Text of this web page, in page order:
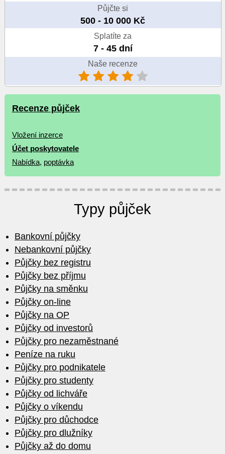
Půjčte si
500 - 10 000 Kč
Splatíte za
7 - 45 dní
Naše recenze
Recenze půjček
Vložení inzerce
Účet poskytovatele
Nabídka, poptávka
Typy půjček
Bankovní půjčky
Nebankovní půjčky
Půjčky bez registru
Půjčky bez příjmu
Půjčky na směnku
Půjčky on-line
Půjčky na OP
Půjčky od investorů
Půjčky pro nezaměstnané
Peníze na ruku
Půjčky pro podnikatele
Půjčky pro studenty
Půjčky od lichváře
Půjčky o víkendu
Půjčky pro důchodce
Půjčky pro dlužníky
Půjčky až do domu